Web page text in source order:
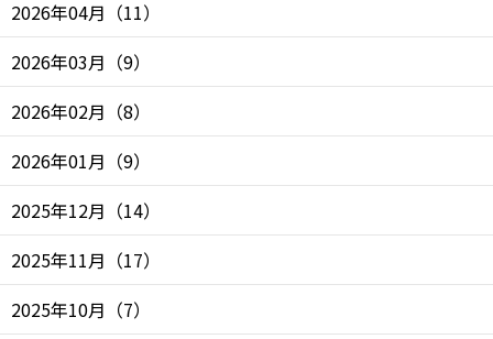
2026年04月 （11）
2026年03月 （9）
2026年02月 （8）
2026年01月 （9）
2025年12月 （14）
2025年11月 （17）
2025年10月 （7）